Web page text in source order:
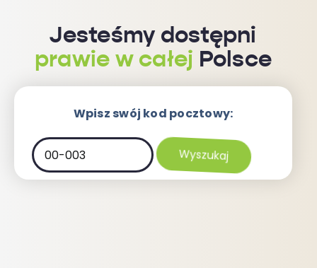
Jesteśmy dostępni
prawie w całej Polsce
Wpisz swój kod pocztowy: